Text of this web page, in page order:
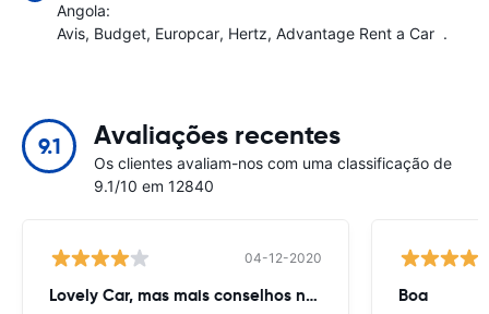
Angola:
Avis Budget Europcar Hertz Advantage Rent a Car .
9.1 Avaliações recentes
Os clientes avaliam-nos com uma classificação de
9.1/10 em 12840
04-12-2020
Lovely Car, mas mais conselhos necessários Boa